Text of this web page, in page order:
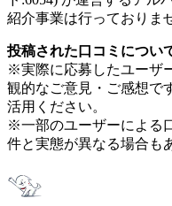
紹介事業は行っておりま
投稿された口コミについ
※実際に応募したユーザ
観的なご意見・ご感想で
活用ください。
※一部のユーザーによる
件と実態が異なる場合も